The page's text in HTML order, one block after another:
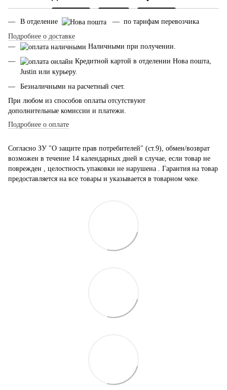
В отделение
— по тарифам перевозчика
Подробнее о доставке
Наличными при получении.
Кредитной картой в отделении Нова пошта,
Justin или курьеру.
Безналичными на расчетный счет.
При любом из способов оплаты отсутствуют
дополнительные комиссии и платежи.
Подробнее о оплате
Согласно ЗУ "О защите прав потребителей" (ст.9), обмен/возврат
возможен в течение 14 календарных дней в случае, если товар не
поврежден , целостность упаковки не нарушена . Гарантия на товар
предоставляется на все товары и указывается в товарном чеке.